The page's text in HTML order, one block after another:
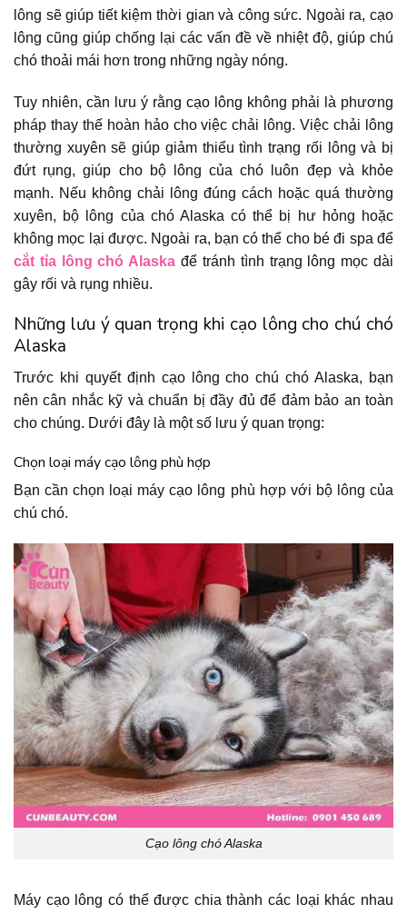
lông sẽ giúp tiết kiệm thời gian và công sức. Ngoài ra, cạo
lông cũng giúp chống lại các vấn đề về nhiệt độ, giúp chú
chó thoải mái hơn trong những ngày nóng.
Tuy nhiên, cần lưu ý rằng cạo lông không phải là phương
pháp thay thế hoàn hảo cho việc chải lông. Việc chải lông
thường xuyên sẽ giúp giảm thiểu tình trạng rối lông và bị
đứt rụng, giúp cho bộ lông của chó luôn đẹp và khỏe
mạnh. Nếu không chải lông đúng cách hoặc quá thường
xuyên, bộ lông của chó Alaska có thể bị hư hỏng hoặc
không mọc lại được. Ngoài ra, bạn có thể cho bé đi spa để
cắt tỉa lông chó Alaska để tránh tình trạng lông mọc dài
gây rối và rụng nhiều.
Những lưu ý quan trọng khi cạo lông cho chú chó
Alaska
Trước khi quyết định cạo lông cho chú chó Alaska, bạn
nên cân nhắc kỹ và chuẩn bị đầy đủ để đảm bảo an toàn
cho chúng. Dưới đây là một số lưu ý quan trọng:
Chọn loại máy cạo lông phù hợp
Bạn cần chọn loại máy cạo lông phù hợp với bộ lông của
chú chó.
Cạo lông chó Alaska
Máy cạo lông có thể được chia thành các loại khác nhau